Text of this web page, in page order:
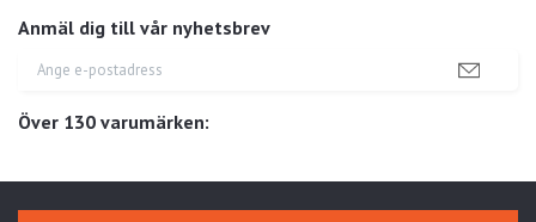
Anmäl dig till vår nyhetsbrev
Över 130 varumärken: